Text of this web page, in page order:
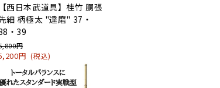
【西日本武道具】桂竹 胴張
細 柄極太 "達磨" 37・
・39
円
円(税込)